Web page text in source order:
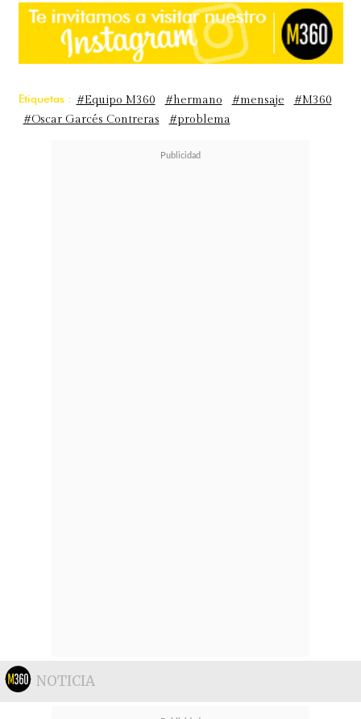
Etiquetas : #Equipo M360 #hermano #mensaje
#M360
#Oscar Garcés Contreras
#problema
NOTICIA